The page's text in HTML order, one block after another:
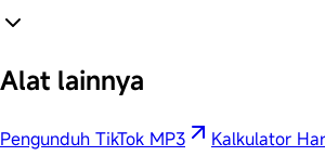
Alat lainnya
Pengunduh TikTok MP3
Kalkulator